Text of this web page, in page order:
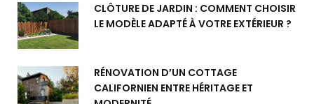
CLÔTURE DE JARDIN : COMMENT CHOISIR
LE MODÈLE ADAPTÉ À VOTRE EXTÉRIEUR ?
RÉNOVATION D’UN COTTAGE
CALIFORNIEN ENTRE HÉRITAGE ET